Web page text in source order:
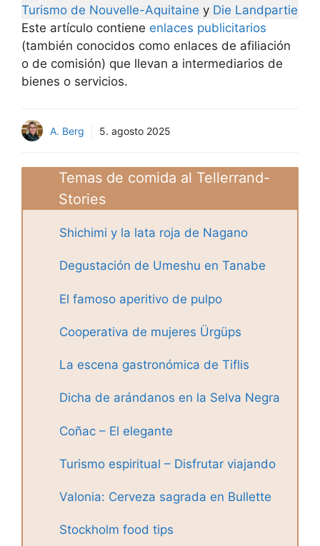
Turismo de Nouvelle-Aquitaine y Die Landpartie
Este artículo contiene enlaces publicitarios
(también conocidos como enlaces de afiliación
o de comisión) que llevan a intermediarios de
bienes o servicios.
A. Berg 5. agosto 2025
Temas de comida al Tellerrand-
Stories
Shichimi y la lata roja de Nagano
Degustación de Umeshu en Tanabe
El famoso aperitivo de pulpo
Cooperativa de mujeres Ürgüps
La escena gastronómica de Tiflis
Dicha de arándanos en la Selva Negra
Coñac – El elegante
Turismo espiritual – Disfrutar viajando
Valonia: Cerveza sagrada en Bullette
Stockholm food tips